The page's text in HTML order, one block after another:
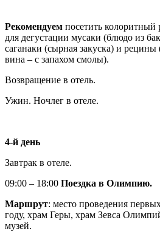
Рекомендуем посетить
для дегустации мусаки (блюдо из
саганаки (сырная закуска) и
вина – с запахом смолы).
Возвращение в отель.
Ужин. Ночлег в отеле.
4-й день
Завтрак в отеле.
09:00 – 18:00 Поездка в Олимпию.
Маршрут: место проведения
году, храм Геры, храм Зевса
музей.